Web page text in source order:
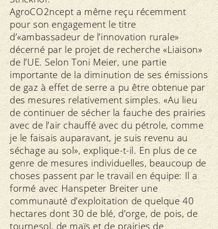
AgroCO2ncept a même reçu récemment
pour son engagement le titre
d’«ambassadeur de l’innovation rurale»
décerné par le projet de recherche «Liaison»
de l’UE. Selon Toni Meier, une partie
importante de la diminution de ses émissions
de gaz à effet de serre a pu être obtenue par
des mesures relativement simples. «Au lieu
de continuer de sécher la fauche des prairies
avec de l’air chauffé avec du pétrole, comme
je le faisais auparavant, je suis revenu au
séchage au sol», explique-t-il. En plus de ce
genre de mesures individuelles, beaucoup de
choses passent par le travail en équipe: Il a
formé avec Hanspeter Breiter une
communauté d’exploitation de quelque 40
hectares dont 30 de blé, d’orge, de pois, de
tournesol, de maïs et de prairies de